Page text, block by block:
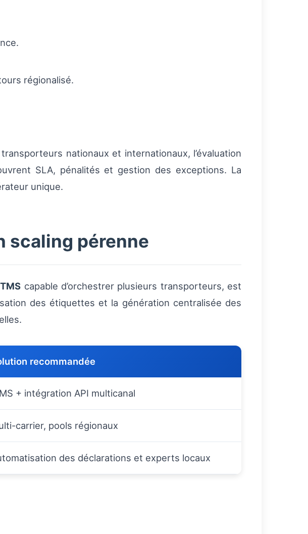
régionalisé.
nationaux et internationaux, l’évaluation
SLA, pénalités et gestion des exceptions. La
unique.
scaling pérenne
TMS capable d’orchestrer plusieurs transporteurs, est
des étiquettes et la génération centralisée des
recommandée
+ intégration API multicanal
carrier, pools régionaux
des déclarations et experts locaux